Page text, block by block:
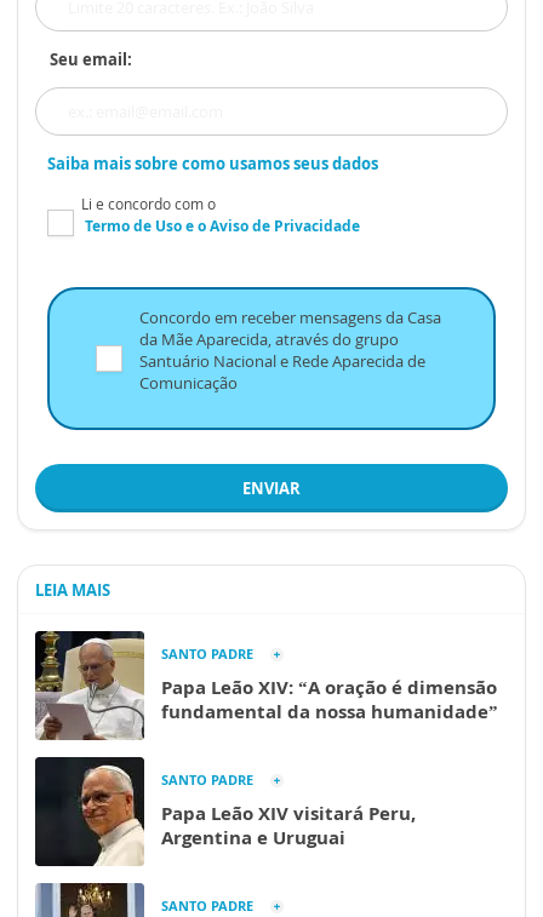
Seu email:
Saiba mais sobre como usamos seus dados
Li e concordo com o
Termo de Usoe oAviso de Privacidade
Concordo em receber mensagens da Casa
da Mãe Aparecida, através do grupo
Santuário Nacional e Rede Aparecida de
Comunicação
ENVIAR
LEIA MAIS
SANTO PADRE
Papa Leão XIV: “A oração é dimensão
fundamental da nossa humanidade”
SANTO PADRE
Papa Leão XIV visitará Peru,
Argentina e Uruguai
SANTO PADRE